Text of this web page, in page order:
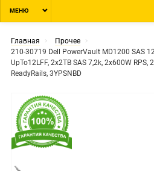
МЕНЮ
Главная
Прочее
210-30719 Dell PowerVault MD1200 SAS
UpTo12LFF, 2x2TB SAS 7,2k, 2x600W RPS,
ReadyRails, 3YPSNBD